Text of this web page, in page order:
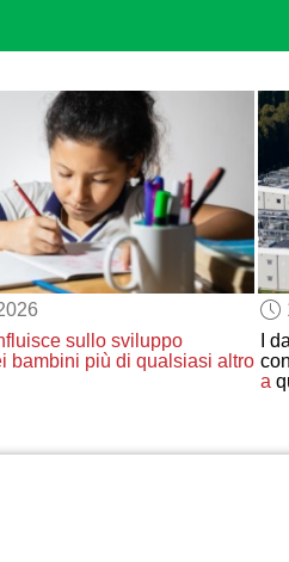
sullo sviluppo
bambini più di qualsiasi altro
I
a